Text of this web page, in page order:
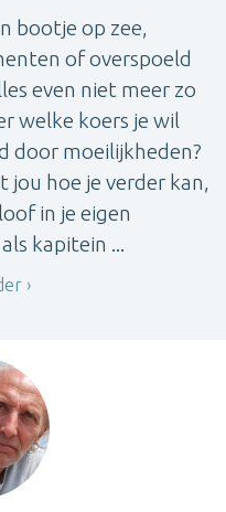
bootje op zee,
of overspoeld
even niet meer zo
welke koers je wil
door moeilijkheden?
jou hoe je verder kan,
in je eigen
kapitein ...